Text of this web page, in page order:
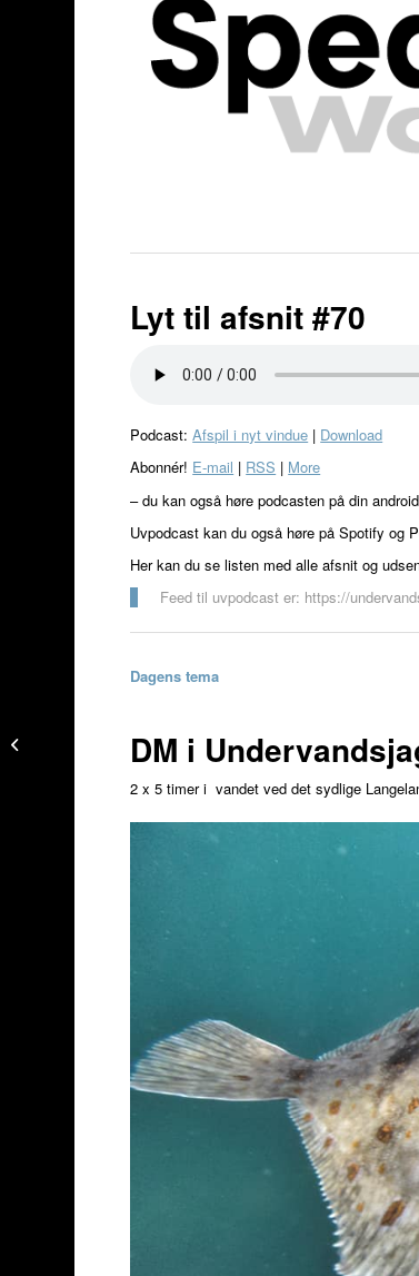
Lyt til afsnit #70
Podcast:Afspil i nyt vindue | Download
Abonnér! E-mail | RSS | More
– du kan også høre podcasten på din
Uvpodcast kan du også høre på Spotify og
Her kan du se listen med alle afsnit og
Feed til uvpodcast er: https://
Dagens tema
DM i
2 x 5 timer i vandet ved det sydlige